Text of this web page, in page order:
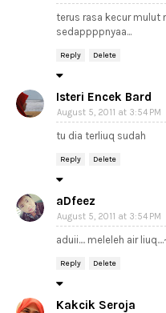
terus rasa kecur mulut
sedappppnyaa...
Reply Delete
Isteri Encek Bard
August 5, 2011 at 3:54 PM
tu dia terliuq sudah
Reply Delete
aDfeez
August 5, 2011 at 3:54 PM
aduii.... meleleh air
Reply Delete
Kakcik Seroja